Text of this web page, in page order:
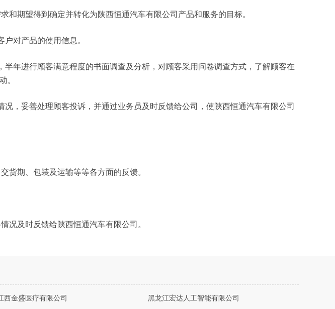
和期望得到确定并转化为陕西恒通汽车有限公司产品和服务的目标。
对产品的使用信息。
年进行顾客满意程度的书面调查及分析，对顾客采用问卷调查方式，了解顾客在
。
，妥善处理顾客投诉，并通过业务员及时反馈给公司，使陕西恒通汽车有限公司
货期、包装及运输等等各方面的反馈。
况及时反馈给陕西恒通汽车有限公司。
西金盛医疗有限公司 黑龙江宏达人工智能有限公司